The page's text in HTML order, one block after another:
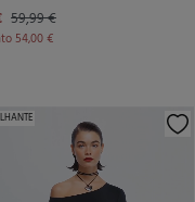
59,99 €
54,00 €